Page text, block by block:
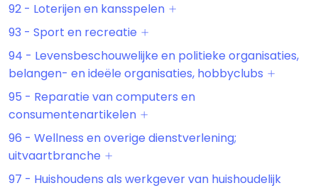
92 - Loterijen en kansspelen
93 - Sport en recreatie
94 - Levensbeschouwelijke en politieke organisaties,
belangen- en ideële organisaties, hobbyclubs
95 - Reparatie van computers en
consumentenartikelen
96 - Wellness en overige dienstverlening;
uitvaartbranche
97 - Huishoudens als werkgever van huishoudelijk